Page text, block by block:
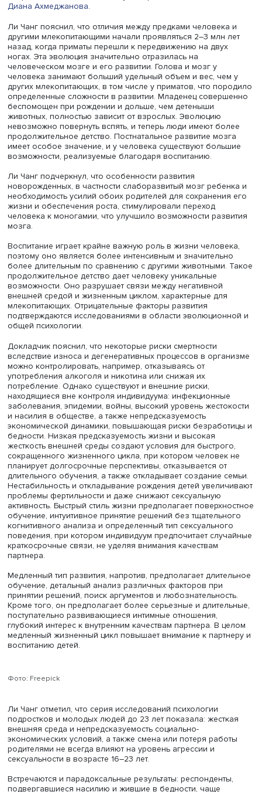
факультета социальных наук Университета Макао
Ли Чанг с докладом «Зачем человеку такое долгое
эволюционный взгляд на наше взросление».
мероприятие научный сотрудник Центра исследований
современного детства Института образования НИУ
Диана Ахмеджанова .
Ли Чанг пояснил, что отличия между предками
другими млекопитающими начали проявляться 2–3 млн
назад, когда приматы перешли к передвижению на двух
ногах. Эта эволюция значительно отразилась на
человеческом мозге и его развитии. Голова и мозг у
других млекопитающих, в том числе у приматов, что
определенные сложности в развитии. Младенец
беспомощен при рождении и дольше, чем детеныши
животных, полностью зависит от взрослых. Эволюцию
невозможно повернуть вспять, и теперь люди имеют
имеет особое значение, и у человека существуют
возможности, реализуемые благодаря воспитанию.
Ли Чанг подчеркнул, что особенности развития
новорожденных, в частности слаборазвитый мозг
необходимость усилий обоих родителей для
жизни и обеспечения роста, стимулировали переход
человека к моногамии, что улучшило возможности
Воспитание играет крайне важную роль в жизни
поэтому оно является более интенсивным и
более длительным по сравнению с другими
продолжительное детство дает человеку уникальные
возможности. Оно разрушает связи между негативной
внешней средой и жизненным циклом, характерные для
млекопитающих. Отрицательные факторы развития
подтверждаются исследованиями в области
общей психологии.
Докладчик пояснил, что некоторые риски смертности
вследствие износа и дегенеративных процессов в
можно контролировать, например, отказываясь от
употребления алкоголя и никотина или снижая их
потребление. Однако существуют и внешние риски,
находящиеся вне контроля индивидуума:
заболевания, эпидемии, войны, высокий уровень
и насилия в обществе, а также непредсказуемость
бедности. Низкая предсказуемость жизни и высокая
жесткость внешней среды создают условия для
сокращенного жизненного цикла, при котором
планирует долгосрочные перспективы, отказывается от
длительного обучения, а также откладывает создание
Нестабильность и откладывание рождения детей
проблемы фертильности и даже снижают сексуальную
когнитивного анализа и определенный тип
краткосрочные связи, не уделяя внимания качествам
партнера.
Медленный тип развития, напротив, предполагает
обучение, детальный анализ различных факторов при
принятии решений, поиск аргументов и
Кроме того, он предполагает более серьезные и
поступательно развивающиеся интимные отношения,